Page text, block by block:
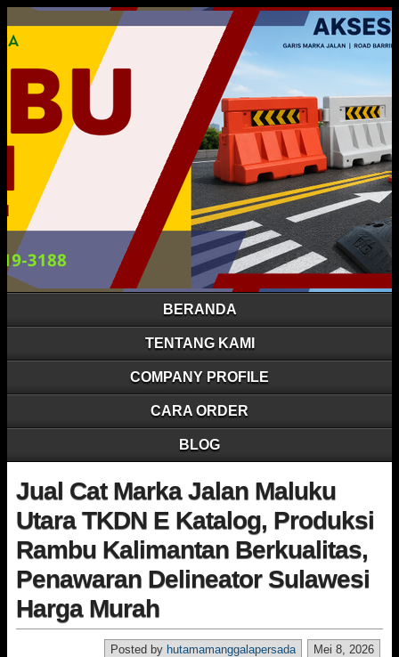
BERANDA
TENTANG KAMI
COMPANY PROFILE
CARA ORDER
BLOG
Jual Cat Marka Jalan Maluku
Utara TKDN E Katalog, Produksi
Rambu Kalimantan Berkualitas,
Penawaran Delineator Sulawesi
Harga Murah
Mei 8, 2026
Posted by hutamamanggalapersada